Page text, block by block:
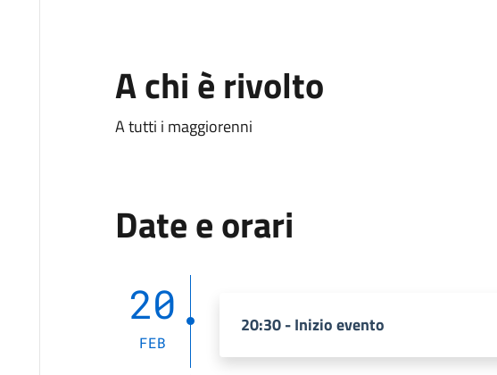
A chi è rivolto
A tutti i maggiorenni
Date e orari
20
FEB
20:30 - Inizio evento